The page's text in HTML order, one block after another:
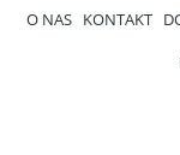
O NAS KONTAKT